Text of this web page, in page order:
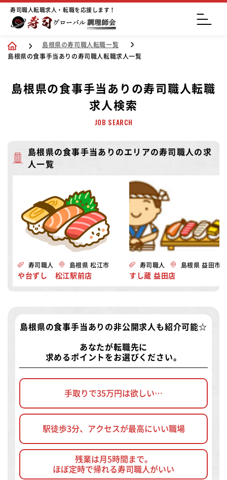
寿司職人転職求人・転職を応援します！
島根県の寿司職人転職一覧
島根県の食事手当ありの寿司職人転職求人一覧
島根県の食事手当ありの寿司職人転職
求人検索
JOB SEARCH
島根県の食事手当ありのエリアの寿司職人の求
人一覧
寿司職人 島根県 松江市
や台ずし 松江駅前店
寿司職人 島根県 益田市
すし蔵 益田店
島根県の食事手当ありの非公開求人 も紹介可能☆
あなたが転職先に
求めるポイントをお選びください。
手取りで35万円は欲しい…
駅徒歩3分、アクセスが最高にいい職場
残業は月5時間まで。
ほぼ定時で帰れる寿司職人がいい